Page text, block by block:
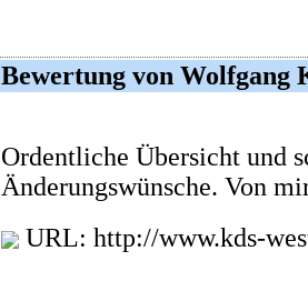
Bewertung von Wolfgang
Ordentliche Übersicht und
Änderungswünsche. Von
URL: http://www.kds-